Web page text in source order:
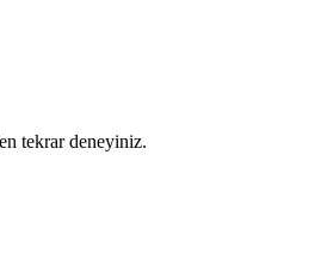
tekrar deneyiniz.